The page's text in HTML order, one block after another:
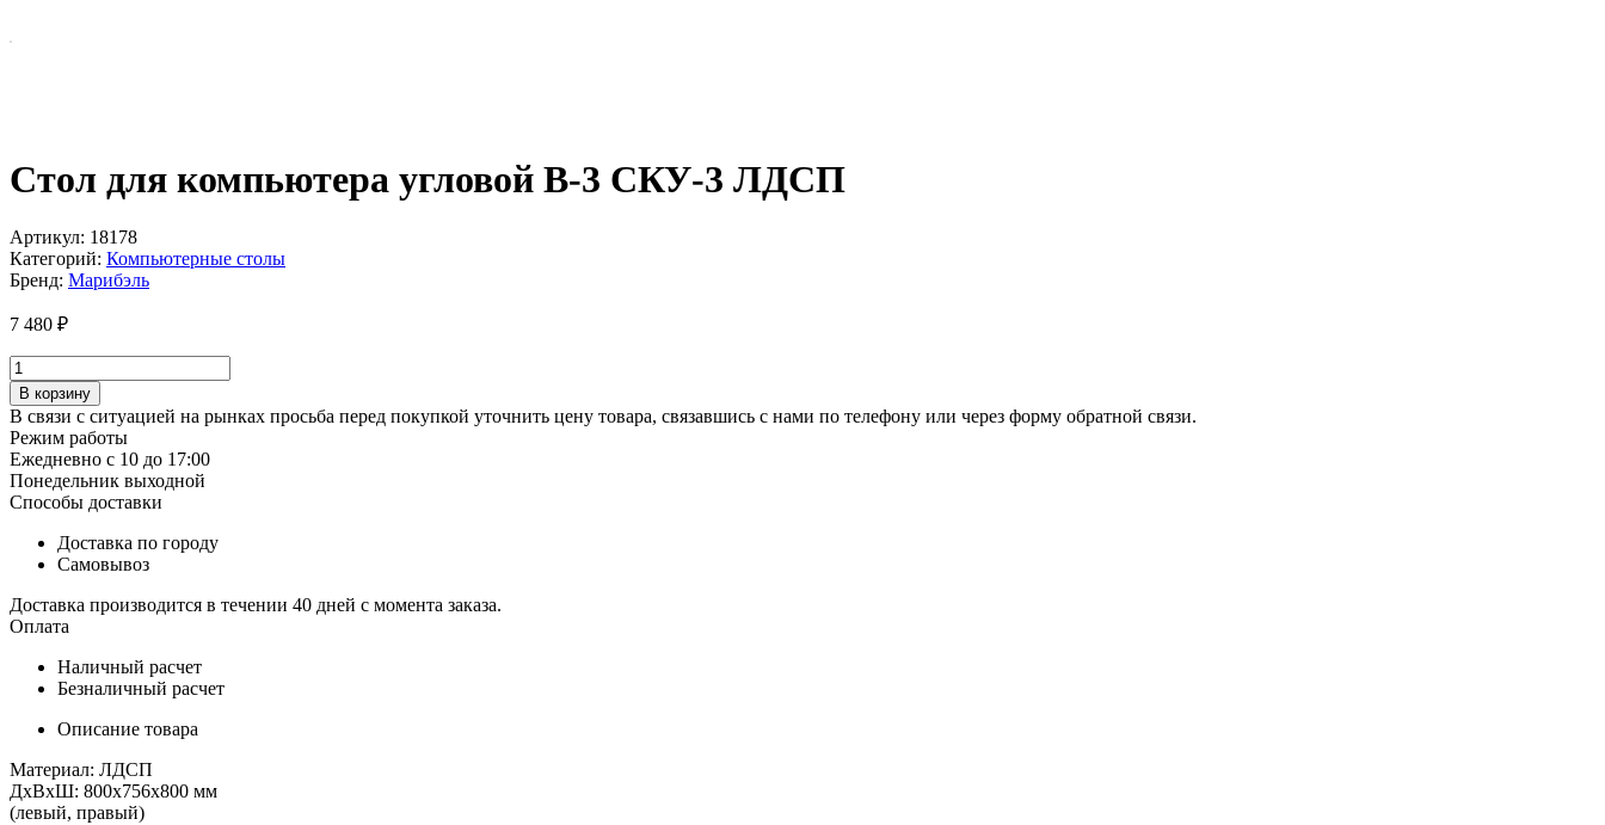
Стол для компьютера угловой В-3 СКУ-3 ЛДСП
Артикул: 18178
Категорий: Компьютерные столы
Бренд: Марибэль
7 480 ₽
Количество
товара
Стол
для
компьютера
угловой
В-3
СКУ-3
ЛДСП
В корзину
В связи с ситуацией на рынках просьба перед покупкой уточнить цену товара, связавшись с нами по телефону или через форму обратной связи.
Режим работы
Ежедневно с 10 до 17:00
Понедельник выходной
Способы доставки
Доставка по городу
Самовывоз
Доставка производится в течении 40 дней с момента заказа.
Оплата
Наличный расчет
Безналичный расчет
Описание товара
Материал: ЛДСП
ДхВхШ: 800х756х800 мм
(левый, правый)